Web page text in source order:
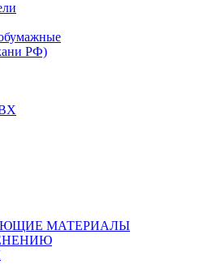
РФ)
МАТЕРИАЛЫ